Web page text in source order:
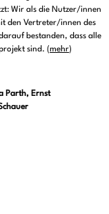
Wir als die Nutzer/innen
den Vertreter/innen des
bestanden, dass alle
sind. (mehr)
Parth, Ernst